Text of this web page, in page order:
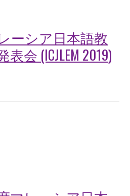
ーシア日本語教
会 (ICJLEM 2019)